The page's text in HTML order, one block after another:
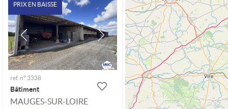
PRIX EN BAISSE
ref. n° 3338
Bâtiment
MAUGES-SUR-LOIRE